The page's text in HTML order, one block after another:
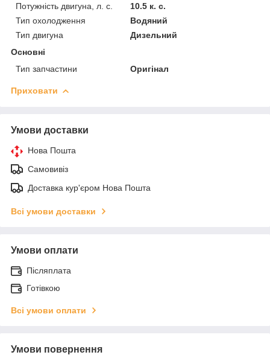
Потужність двигуна, л. с.
10.5 к. с.
Тип охолодження
Водяний
Тип двигуна
Дизельний
Основні
Тип запчастини
Оригінал
Приховати
Умови доставки
Нова Пошта
Самовивіз
Доставка кур'єром Нова Пошта
Всі умови доставки
Умови оплати
Післяплата
Готівкою
Всі умови оплати
Умови повернення